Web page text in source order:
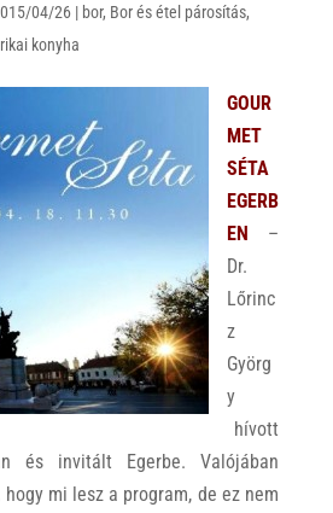
04/26| bor, Bor és étel párosítás,
konyha
GOUR
MET
SÉTA
EGERB
EN –
Dr.
Lőrinc
z
Györg
y
hívott
és invitált Egerbe. Valójában
mi lesz a program, de ez nem